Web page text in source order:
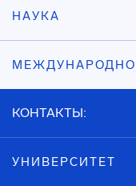
НАУКА
КОНТАКТЫ:
УНИВЕРСИТЕТ